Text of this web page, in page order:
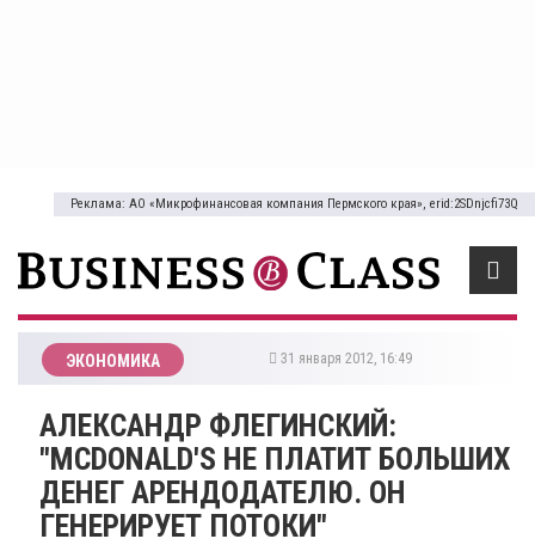
Реклама: АО «Микрофинансовая компания Пермского края», erid:2SDnjcfi73Q
ЭКОНОМИКА 31 января 2012, 16:49
АЛЕКСАНДР ФЛЕГИНСКИЙ:
"MCDONALD'S НЕ ПЛАТИТ БОЛЬШИХ
ДЕНЕГ АРЕНДОДАТЕЛЮ. ОН
ГЕНЕРИРУЕТ ПОТОКИ"